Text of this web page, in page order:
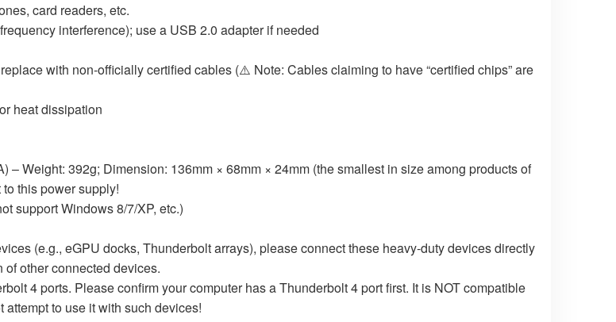
card readers, etc.
interference); use a USB 2.0 adapter if needed
with non-officially certified cables (⚠️ Note: Cables claiming to have “certified chips” are
heat dissipation
Weight: 392g; Dimension: 136mm × 68mm × 24mm (the smallest in size among products of
this power supply!
support Windows 8/7/XP, etc.)
(e.g., eGPU docks, Thunderbolt arrays), please connect these heavy-duty devices directly
other connected devices.
4 ports. Please confirm your computer has a Thunderbolt 4 port first. It is NOT compatible
to use it with such devices!